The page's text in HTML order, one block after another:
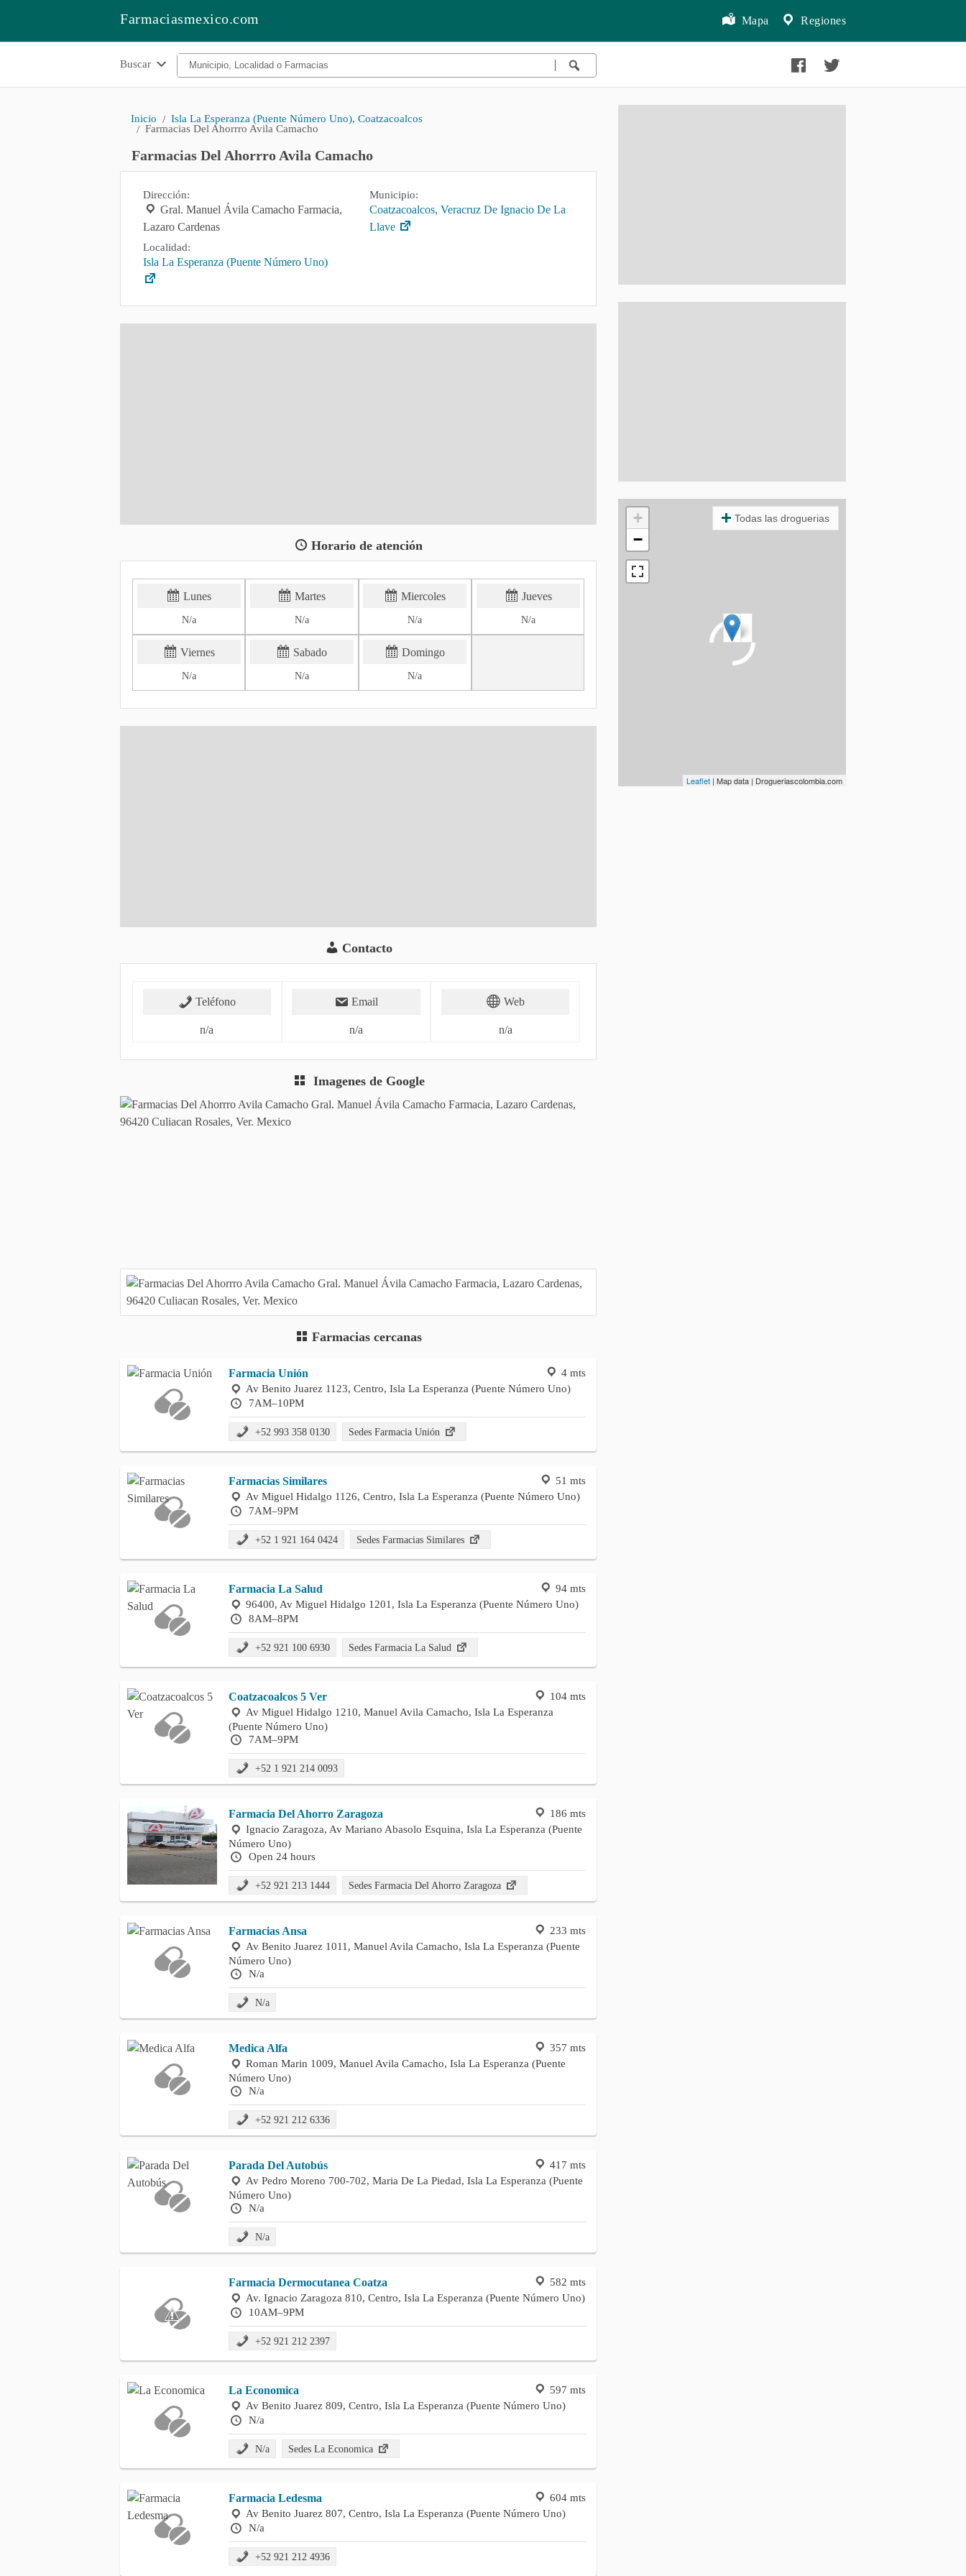
Regiones
Mapa
Farmaciasmexico.com
Buscar
Inicio
Isla La Esperanza (Puente Número Uno), Coatzacoalcos
Farmacias Del Ahorrro Avila Camacho
Farmacias Del Ahorrro Avila Camacho
Dirección:
Gral. Manuel Ávila Camacho Farmacia,
Lazaro Cardenas
Localidad:
Isla La Esperanza (Puente Número Uno)
Municipio:
Coatzacoalcos, Veracruz De Ignacio De La
Llave
Horario de atención
Lunes
N/a
Martes
N/a
Miercoles
N/a
Jueves
N/a
Viernes
N/a
Sabado
N/a
Domingo
N/a
Contacto
Teléfono
n/a
Email
n/a
Web
n/a
Imagenes de Google
Farmacias cercanas
4 mts
Farmacia Unión
Av Benito Juarez 1123, Centro, Isla La Esperanza (Puente Número Uno)
7AM–10PM
+52 993 358 0130 Sedes Farmacia Unión
51 mts
Farmacias Similares
Av Miguel Hidalgo 1126, Centro, Isla La Esperanza (Puente Número Uno)
7AM–9PM
+52 1 921 164 0424 Sedes Farmacias Similares
94 mts
Farmacia La Salud
96400, Av Miguel Hidalgo 1201, Isla La Esperanza (Puente Número Uno)
8AM–8PM
+52 921 100 6930 Sedes Farmacia La Salud
104 mts
Coatzacoalcos 5 Ver
Av Miguel Hidalgo 1210, Manuel Avila Camacho, Isla La Esperanza
(Puente Número Uno)
7AM–9PM
+52 1 921 214 0093
186 mts
Farmacia Del Ahorro Zaragoza
Ignacio Zaragoza, Av Mariano Abasolo Esquina, Isla La Esperanza (Puente
Número Uno)
Open 24 hours
+52 921 213 1444 Sedes Farmacia Del Ahorro Zaragoza
233 mts
Farmacias Ansa
Av Benito Juarez 1011, Manuel Avila Camacho, Isla La Esperanza (Puente
Número Uno)
N/a
N/a
357 mts
Medica Alfa
Roman Marin 1009, Manuel Avila Camacho, Isla La Esperanza (Puente
Número Uno)
N/a
+52 921 212 6336
417 mts
Parada Del Autobús
Av Pedro Moreno 700-702, Maria De La Piedad, Isla La Esperanza (Puente
Número Uno)
N/a
N/a
582 mts
Farmacia Dermocutanea Coatza
Av. Ignacio Zaragoza 810, Centro, Isla La Esperanza (Puente Número Uno)
10AM–9PM
+52 921 212 2397
597 mts
La Economica
Av Benito Juarez 809, Centro, Isla La Esperanza (Puente Número Uno)
N/a
N/a Sedes La Economica
604 mts
Farmacia Ledesma
Av Benito Juarez 807, Centro, Isla La Esperanza (Puente Número Uno)
N/a
+52 921 212 4936
+
−
Todas las droguerias
Leaflet | Map data | Drogueriascolombia.com